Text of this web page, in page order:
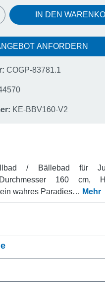
Gib den
IN DEN
ANFORDERN
COGP-83781.1
KE-BBV160-V2
/ Bällebad für
Durchmesser 160 cm,
wahres Paradies… Mehr